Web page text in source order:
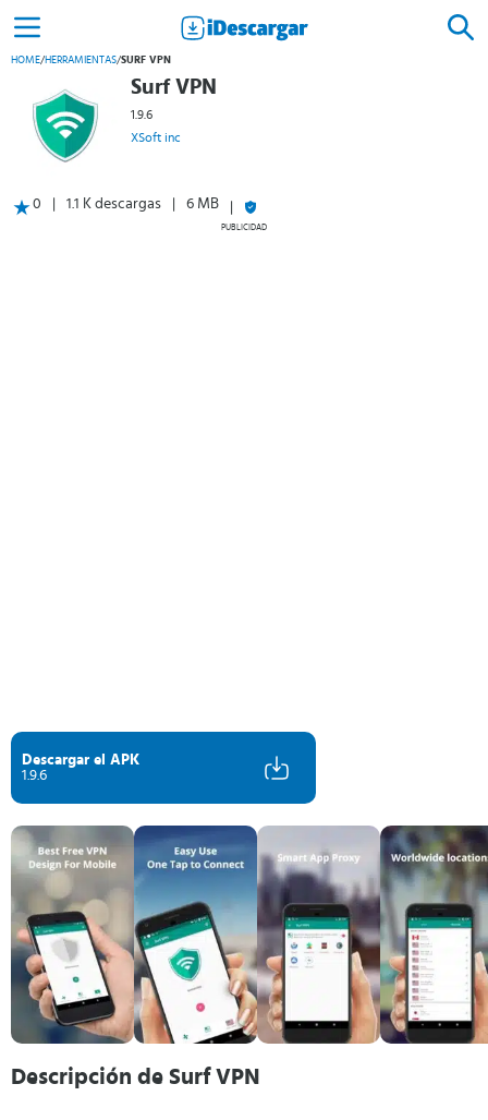
HOME/HERRAMIENTAS/SURF VPN
Surf VPN
1.9.6
XSoft inc
0 1.1 K descargas 6 MB
PUBLICIDAD
Descargar el APK
1.9.6
Descripción de Surf VPN